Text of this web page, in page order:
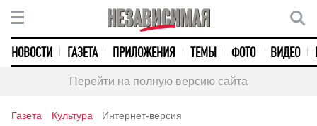
НОВОСТИ ГАЗЕТА ПРИЛОЖЕНИЯ ТЕМЫ ФОТО ВИДЕО
Перейти на полную версию сайта
Газета Культура Интернет-версия